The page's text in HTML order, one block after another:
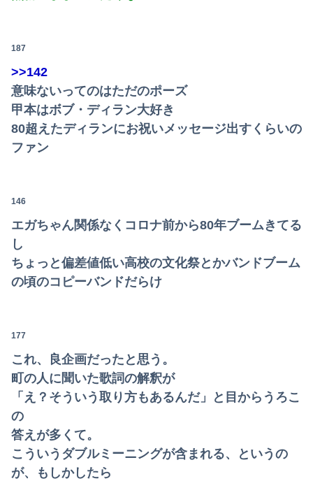
187
>>142
意味ないってのはただのポーズ
甲本はボブ・ディラン大好き
80超えたディランにお祝いメッセージ出すくらいの
ファン
146
エガちゃん関係なくコロナ前から80年ブームきてる
し
ちょっと偏差値低い高校の文化祭とかバンドブーム
の頃のコピーバンドだらけ
177
これ、良企画だったと思う。
町の人に聞いた歌詞の解釈が
「え？そういう取り方もあるんだ」と目からうろこ
の
答えが多くて。
こういうダブルミーニングが含まれる、というの
が、もしかしたら